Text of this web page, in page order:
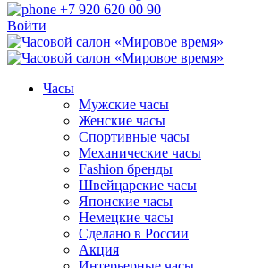
+7 920 620 00 90
Войти
Часы
Мужские часы
Женские часы
Спортивные часы
Механические часы
Fashion бренды
Швейцарские часы
Японские часы
Немецкие часы
Сделано в России
Акция